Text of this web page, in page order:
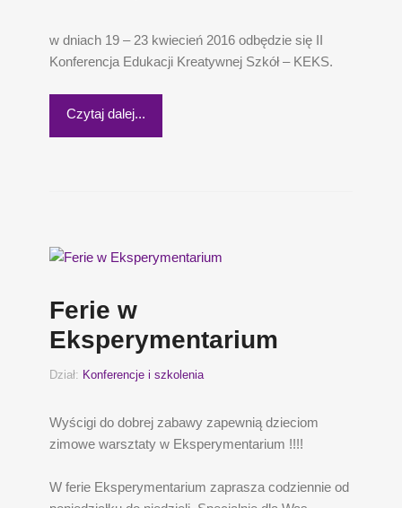
w dniach 19 – 23 kwiecień 2016 odbędzie się II
Konferencja Edukacji Kreatywnej Szkół – KEKS.
Czytaj dalej...
Ferie w
Eksperymentarium
Dział: Konferencje i szkolenia
Wyścigi do dobrej zabawy zapewnią dzieciom
zimowe warsztaty w Eksperymentarium !!!!
W ferie Eksperymentarium zaprasza codziennie od